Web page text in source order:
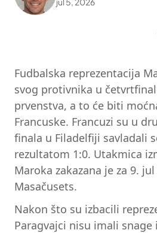
Fudbalska reprezentacija
svog protivnika u
prvenstva, a to će biti
Francuske. Francuzi su u
finala u Filadelfiji savladali
rezultatom 1:0. Utakmica
Maroka zakazana je za 9.
Masačusets.
Nakon što su izbacili
Paragvajci nisu imali